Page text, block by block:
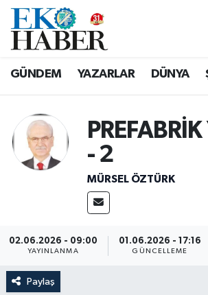
GÜNDEM YAZARLAR DÜNYA
- 2
MÜRSEL ÖZTÜRK
02.06.2026 - 09:00
YAYINLANMA
01.06.2026 - 17:16
GÜNCELLEME
Paylaş
Hava Durumu
Süper Lig Puan Durumu ve
Tüm Manşetler
Son Dakika Haberleri